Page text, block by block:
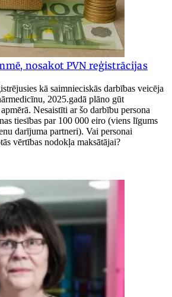
nosakot PVN reģistrācijas
kā saimnieciskās darbības veicēja
2025.gadā plāno gūt
Nesaistīti ar šo darbību persona
tiesības par 100 000 eiro (viens līgums
darījuma partneri). Vai personai
vērtības nodokļa maksātājai?